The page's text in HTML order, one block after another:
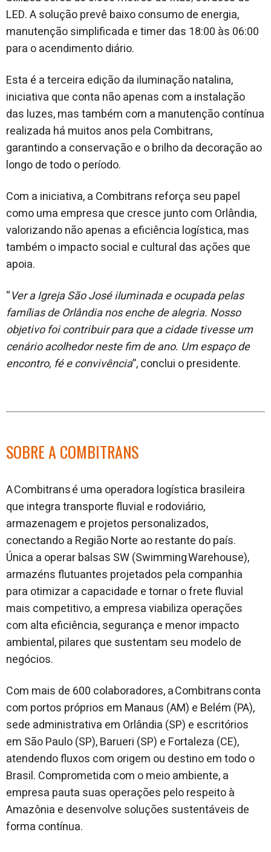
LED. A solução prevê baixo consumo de energia,
manutenção simplificada e timer das 18:00 às 06:00
para o acendimento diário.
Esta é a terceira edição da iluminação natalina,
iniciativa que conta não apenas com a instalação
das luzes, mas também com a manutenção contínua
realizada há muitos anos pela Combitrans,
garantindo a conservação e o brilho da decoração ao
longo de todo o período.
Com a iniciativa, a Combitrans reforça seu papel
como uma empresa que cresce junto com Orlândia,
valorizando não apenas a eficiência logística, mas
também o impacto social e cultural das ações que
apoia.
“Ver a Igreja São José iluminada e ocupada pelas
famílias de Orlândia nos enche de alegria. Nosso
objetivo foi contribuir para que a cidade tivesse um
cenário acolhedor neste fim de ano. Um espaço de
encontro, fé e convivência”, conclui o presidente.
SOBRE A COMBITRANS
A Combitrans é uma operadora logística brasileira
que integra transporte fluvial e rodoviário,
armazenagem e projetos personalizados,
conectando a Região Norte ao restante do país.
Única a operar balsas SW (Swimming Warehouse),
armazéns flutuantes projetados pela companhia
para otimizar a capacidade e tornar o frete fluvial
mais competitivo, a empresa viabiliza operações
com alta eficiência, segurança e menor impacto
ambiental, pilares que sustentam seu modelo de
negócios.
Com mais de 600 colaboradores, a Combitrans conta
com portos próprios em Manaus (AM) e Belém (PA),
sede administrativa em Orlândia (SP) e escritórios
em São Paulo (SP), Barueri (SP) e Fortaleza (CE),
atendendo fluxos com origem ou destino em todo o
Brasil. Comprometida com o meio ambiente, a
empresa pauta suas operações pelo respeito à
Amazônia e desenvolve soluções sustentáveis de
forma contínua.